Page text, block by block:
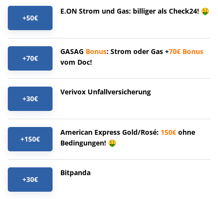
+50€
E.ON Strom und Gas: billiger als Check24! 🤑
+70€
GASAG Bonus: Strom oder Gas +70€ Bonus
vom Doc!
+30€
Verivox Unfallversicherung
+150€
American Express Gold/Rosé: 150€ ohne
Bedingungen! 🤑
+30€
Bitpanda